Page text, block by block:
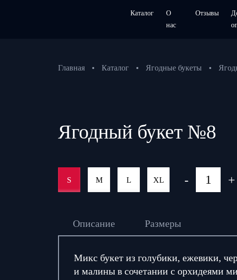
Каталог
О
нас
Отзывы
Главная Каталог Ягодные букеты
Ягодный букет №8
S M L XL - +
Описание Размеры
Микс букет из голубики, ежевики,
и малины в сочетании с орхидеями